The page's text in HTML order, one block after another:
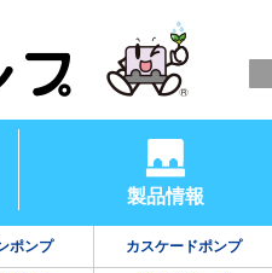
製品情報
ポンプ カスケードポンプ